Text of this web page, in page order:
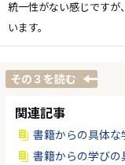
統一性がない感じです
います。
その３を読む
関連記事
書籍からの具体な
書籍からの学びの